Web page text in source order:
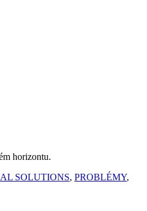
horizontu.
SOLUTIONS, PROBLÉMY,